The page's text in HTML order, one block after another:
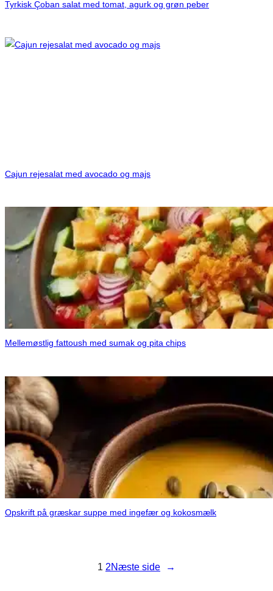
Tyrkisk Çoban salat med tomat, agurk og grøn peber
Cajun rejesalat med avocado og majs
Mellemøstlig fattoush med sumak og pita chips
Opskrift på græskar suppe med ingefær og kokosmælk
1 2Næste side →